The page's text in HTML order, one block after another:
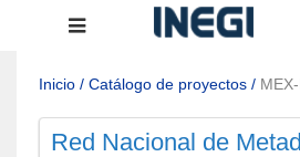
Menú
navegación
Inicio / Catálogo de proyectos /
Red Nacional de